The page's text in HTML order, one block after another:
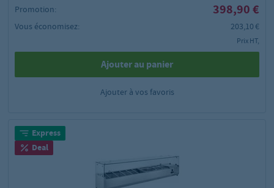
Promotion:
398,90 €
Vous économisez: 203,10 €
Prix HT,
Ajouter au panier
Ajouter à vos favoris
Express
Deal